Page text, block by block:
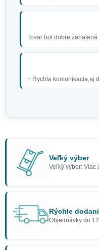
Tovar bol dobre zabalená
+ Rychla komunikacia,aj
Veľký výber
Veľký výber: Viac
Rýchle
Objednávky do